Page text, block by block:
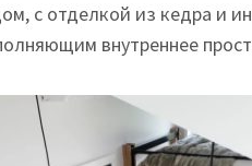
с отделкой из кедра и
внутреннее